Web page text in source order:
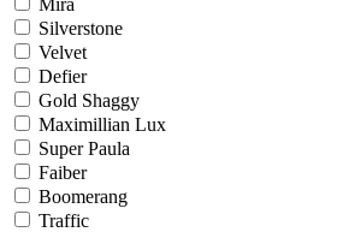
Silverstone
Velvet
Defier
Gold Shaggy
Maximillian Lux
Super Paula
Faiber
Boomerang
Traffic